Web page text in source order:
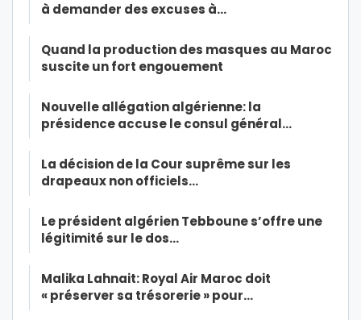
à demander des excuses à…
Quand la production des masques au Maroc
suscite un fort engouement
Nouvelle allégation algérienne: la
présidence accuse le consul général…
La décision de la Cour suprême sur les
drapeaux non officiels…
Le président algérien Tebboune s’offre une
légitimité sur le dos…
Malika Lahnait: Royal Air Maroc doit
« préserver sa trésorerie » pour…